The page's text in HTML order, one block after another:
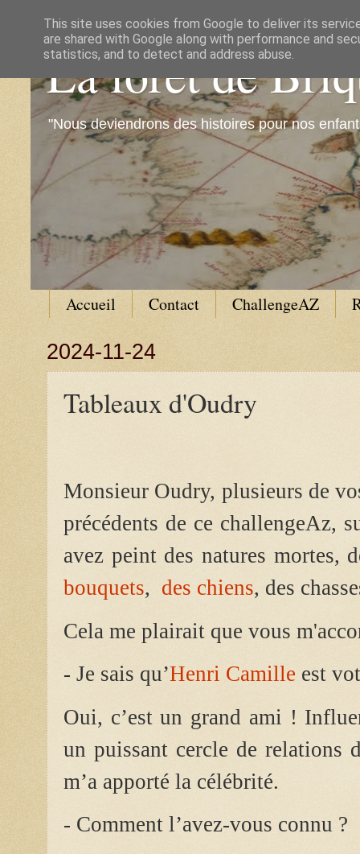
La forêt de
"Nous deviendrons des histoires pour nos
Accueil Contact ChallengeAZ
2024-11-24
Tableaux d'Oudry
Monsieur Oudry, plusieurs de
précédents de ce challengeAz,
avez peint des natures mortes,
bouquets, des chiens, des
Cela me plairait que vous
- Je sais qu’Henri Camille est
Oui, c’est un grand ami !
un puissant cercle de relations
m’a apporté la célébrité.
- Comment l’avez-vous connu ?
This site uses cookies from Google to deliver its
are shared with Google along with performance and
statistics, and to detect and address abuse.